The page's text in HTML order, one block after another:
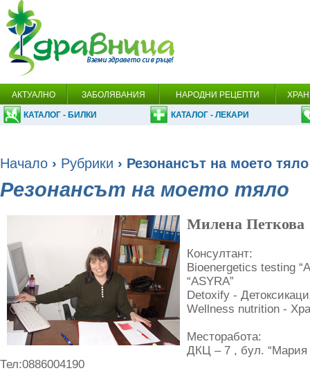
АКТУАЛНО ЗАБОЛЯВАНИЯ НАРОДНИ РЕЦЕПТИ
КАТАЛОГ - БИЛКИ КАТАЛОГ - ЛЕКАРИ
Начало › Рубрики › Резонансът на моето тяло
Резонансът на моето тяло
Милена Петкова
Консултант:
Bioenergetics testing
“ASYRA”
Detoxify -
Wellness nutrition -
Месторабота:
ДКЦ – 7 , бул. “Мария
Тел:0886004190